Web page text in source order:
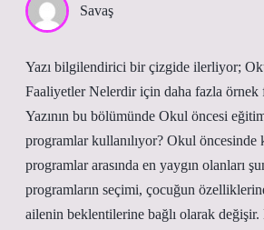
Savaş
Yazı bilgilendirici bir çizgide ilerliyor;
Faaliyetler Nelerdir için daha fazla örnek
Yazının bu bölümünde Okul öncesi
programlar kullanılıyor? Okul öncesinde
programlar arasında en yaygın olanları
programların seçimi, çocuğun
ailenin beklentilerine bağlı olarak değişir.